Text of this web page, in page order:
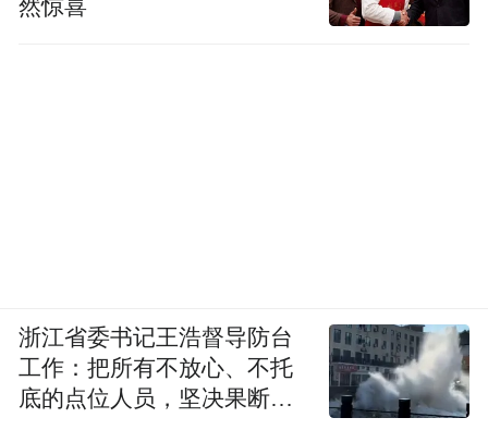
然惊喜
浙江省委书记王浩督导防台
工作：把所有不放心、不托
底的点位人员，坚决果断转